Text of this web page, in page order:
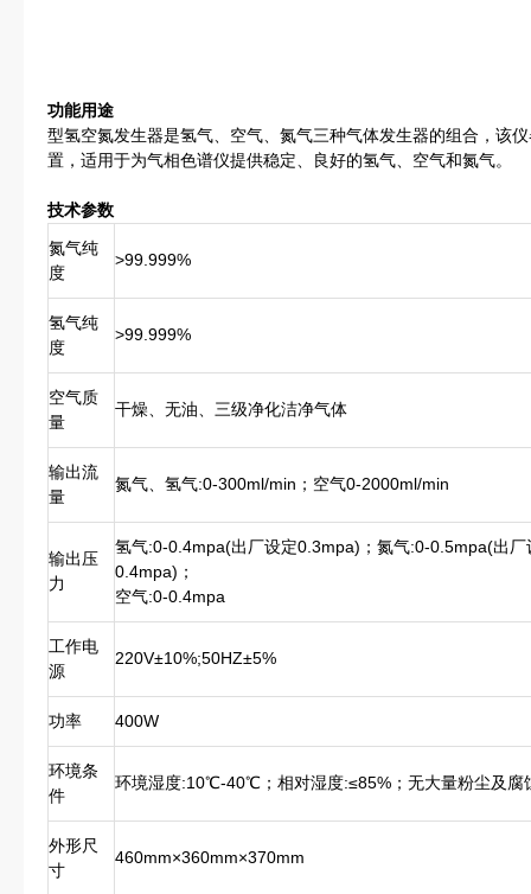
功能用途
型氢空氮发生器是氢气、空气、氮气三种气体发生器的组合，该
置，适用于为气相色谱仪提供稳定、良好的氢气、空气和氮气。
技术参数
氮气纯
度
>99.999%
氢气纯
度
>99.999%
空气质
量
干燥、无油、三级净化洁净气体
输出流
量
氮气、氢气:0-300ml/min；空气0-2000ml/min
输出压
力
氢气:0-0.4mpa(出厂设定0.3mpa)；氮气:0-0.5mpa(出厂
0.4mpa)；
空气:0-0.4mpa
工作电
源
220V±10%;50HZ±5%
功率 400W
环境条
件
环境湿度:10℃-40℃；相对湿度:≤85%；无大量粉尘及腐
外形尺
寸
460mm×360mm×370mm